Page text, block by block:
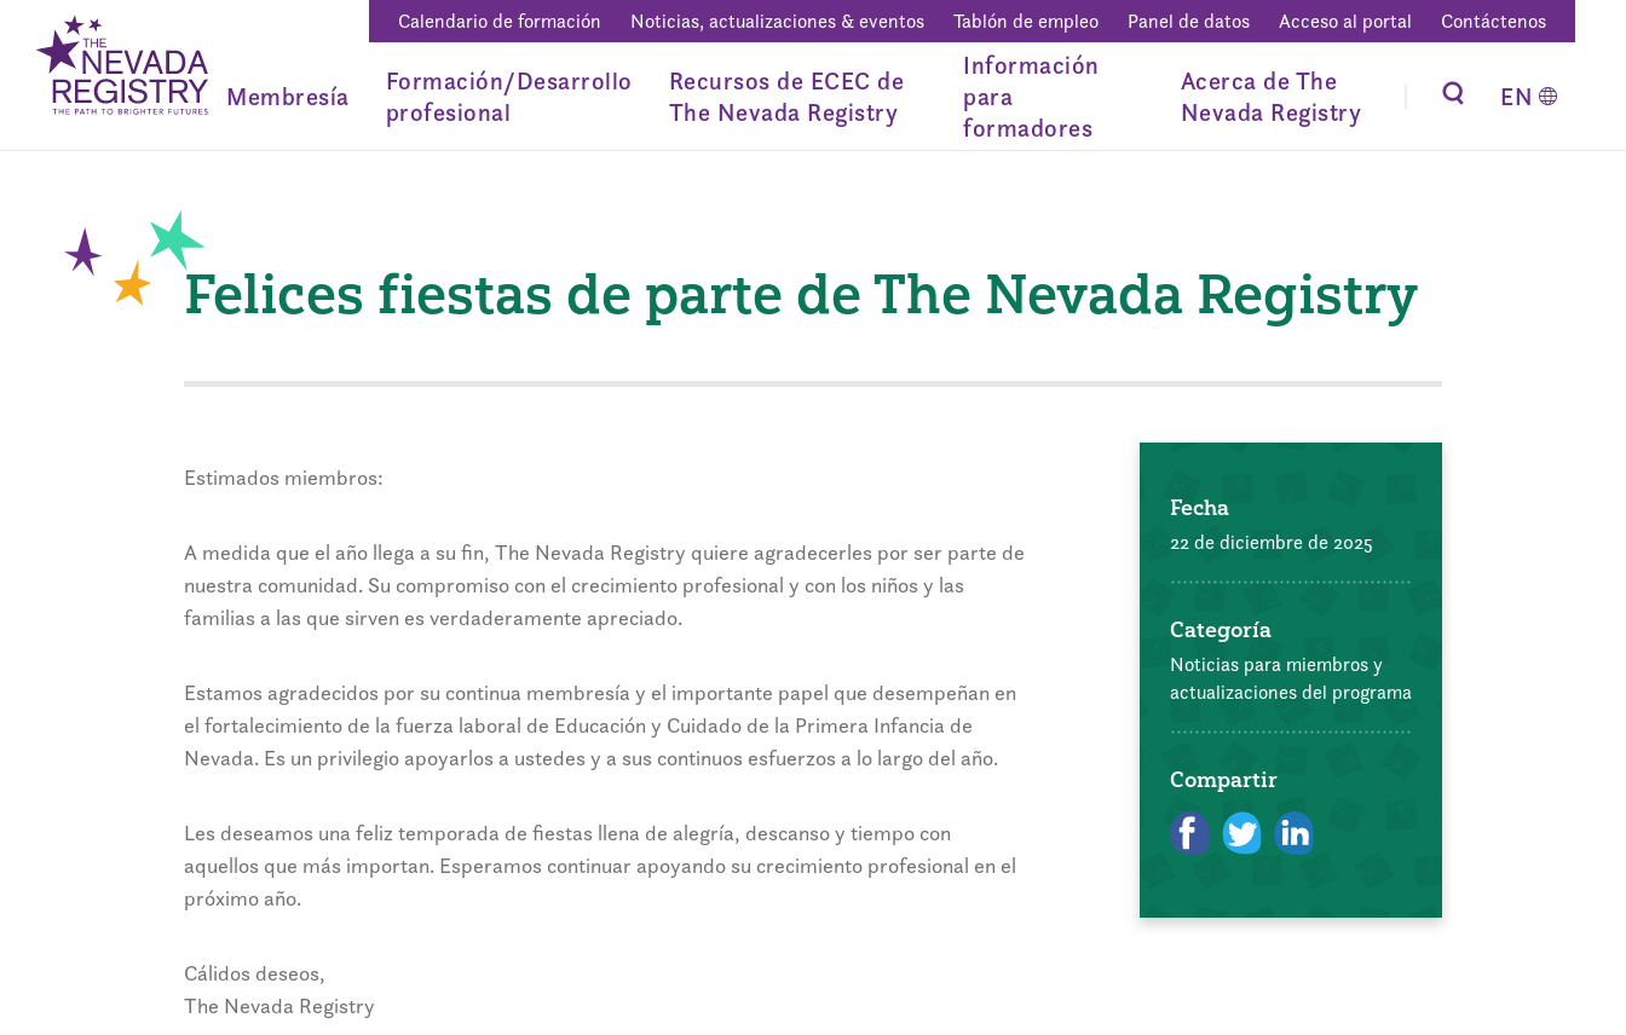
Calendario de formación Noticias, actualizaciones & eventos Tablón de empleo Panel de datos Acceso al portal Contáctenos
Membresía
Formación/Desarrollo
profesional
Recursos de ECEC de
The Nevada Registry
Información
para
formadores
Acerca de The
Nevada Registry
EN
Felices fiestas de parte de The Nevada Registry
Estimados miembros:
A medida que el año llega a su fin, The Nevada Registry quiere agradecerles por ser parte de
nuestra comunidad. Su compromiso con el crecimiento profesional y con los niños y las
familias a las que sirven es verdaderamente apreciado.
Estamos agradecidos por su continua membresía y el importante papel que desempeñan en
el fortalecimiento de la fuerza laboral de Educación y Cuidado de la Primera Infancia de
Nevada. Es un privilegio apoyarlos a ustedes y a sus continuos esfuerzos a lo largo del año.
Les deseamos una feliz temporada de fiestas llena de alegría, descanso y tiempo con
aquellos que más importan. Esperamos continuar apoyando su crecimiento profesional en el
próximo año.
Cálidos deseos,
The Nevada Registry
Fecha
22 de diciembre de 2025
Categoría
Noticias para miembros y
actualizaciones del programa
Compartir